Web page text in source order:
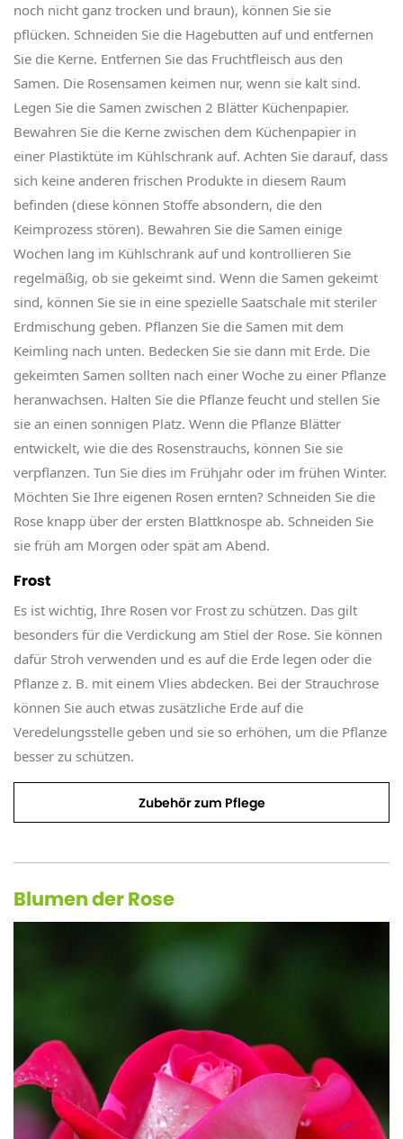
noch nicht ganz trocken und braun), können Sie sie
pflücken. Schneiden Sie die Hagebutten auf und entfernen
Sie die Kerne. Entfernen Sie das Fruchtfleisch aus den
Samen. Die Rosensamen keimen nur, wenn sie kalt sind.
Legen Sie die Samen zwischen 2 Blätter Küchenpapier.
Bewahren Sie die Kerne zwischen dem Küchenpapier in
einer Plastiktüte im Kühlschrank auf. Achten Sie darauf, dass
sich keine anderen frischen Produkte in diesem Raum
befinden (diese können Stoffe absondern, die den
Keimprozess stören). Bewahren Sie die Samen einige
Wochen lang im Kühlschrank auf und kontrollieren Sie
regelmäßig, ob sie gekeimt sind. Wenn die Samen gekeimt
sind, können Sie sie in eine spezielle Saatschale mit steriler
Erdmischung geben. Pflanzen Sie die Samen mit dem
Keimling nach unten. Bedecken Sie sie dann mit Erde. Die
gekeimten Samen sollten nach einer Woche zu einer Pflanze
heranwachsen. Halten Sie die Pflanze feucht und stellen Sie
sie an einen sonnigen Platz. Wenn die Pflanze Blätter
entwickelt, wie die des Rosenstrauchs, können Sie sie
verpflanzen. Tun Sie dies im Frühjahr oder im frühen Winter.
Möchten Sie Ihre eigenen Rosen ernten? Schneiden Sie die
Rose knapp über der ersten Blattknospe ab. Schneiden Sie
sie früh am Morgen oder spät am Abend.
Frost
Es ist wichtig, Ihre Rosen vor Frost zu schützen. Das gilt
besonders für die Verdickung am Stiel der Rose. Sie können
dafür Stroh verwenden und es auf die Erde legen oder die
Pflanze z. B. mit einem Vlies abdecken. Bei der Strauchrose
können Sie auch etwas zusätzliche Erde auf die
Veredelungsstelle geben und sie so erhöhen, um die Pflanze
besser zu schützen.
Zubehör zum Pflege
Blumen der Rose